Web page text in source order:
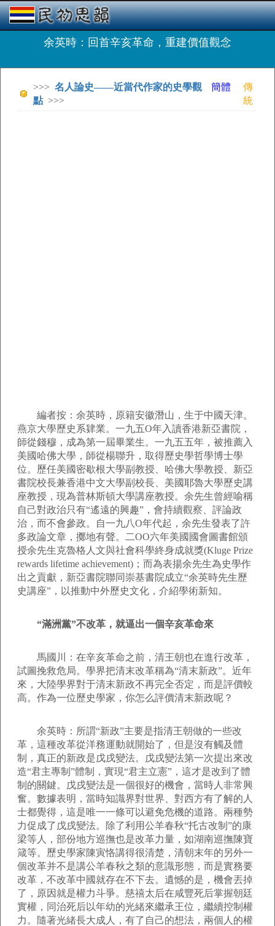
余英時：回首辛亥革命，重建價值觀念
>>> 名人論史——近當代作家的史學觀
點 >>>
簡體
傳
統
編者按：余英時，原籍安徽潛山，生于中國天津。
燕京大學歷史系肄業。一九五O年入讀香港新亞書院，
師從錢穆，成為第一屆畢業生。一九五五年，被推薦入
美國哈佛大學，師從楊聯升，取得歷史學哲學博士學
位。歷任美國密歇根大學副教授、哈佛大學教授、新亞
書院校長兼香港中文大學副校長、美國耶魯大學歷史講
座教授，現為普林斯頓大學講座教授。余先生曾經喻稱
自己對政治只有“遙遠的興趣”，會持續觀察、評論政
治，而不會參政。自一九八O年代起，余先生發表了許
多政論文章，擲地有聲。二OO六年美國國會圖書館頒
授余先生克魯格人文與社會科學終身成就獎(Kluge Prize
rewards lifetime achievement)；而為表揚余先生為史學作
出之貢獻，新亞書院聯同崇基書院成立“余英時先生歷
史講座”，以推動中外歷史文化，介紹學術新知。
“滿洲黨”不改革，就逼出一個辛亥革命來
馬國川：在辛亥革命之前，清王朝也在進行改革，
試圖挽救危局。學界把清末改革稱為“清末新政”。近年
來，大陸學界對于清末新政不再完全否定，而是評價較
高。作為一位歷史學家，你怎么評價清末新政呢？
余英時：所謂“新政”主要是指清王朝做的一些改
革，這種改革從洋務運動就開始了，但是沒有觸及體
制，真正的新政是戊戌變法。戊戌變法第一次提出來改
造“君主專制”體制，實現“君主立憲”，這才是改到了體
制的關鍵。戊戌變法是一個很好的機會，當時人非常興
奮。數據表明，當時知識界對世界、對西方有了解的人
士都覺得，這是唯一一條可以避免危機的道路。兩種勢
力促成了戊戌變法。除了利用公羊春秋“托古改制”的康
梁等人，部份地方巡撫也是改革力量，如湖南巡撫陳寶
箴等。歷史學家陳寅恪講得很清楚，清朝末年的另外一
個改革并不是講公羊春秋之類的意識形態，而是實務要
改革，不改革中國就存在不下去。遺憾的是，機會丟掉
了，原因就是權力斗爭。慈禧太后在咸豐死后掌握朝廷
實權，同治死后以年幼的光緒來繼承王位，繼續控制權
力。隨著光緒長大成人，有了自己的想法，兩個人的權